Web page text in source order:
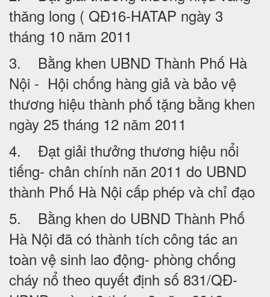
thăng long ( QĐ16-HATAP ngày 3
tháng 10 năm 2011
3. Bằng khen UBND Thành Phố Hà
Nội - Hội chống hàng giả và bảo vệ
thương hiệu thành phố tặng bằng khen
ngày 25 tháng 12 năm 2011
4. Đạt giải thưởng thương hiệu nổi
tiếng- chân chính năn 2011 do UBND
thành Phố Hà Nội cấp phép và chỉ đạo
5. Bằng khen do UBND Thành Phố
Hà Nội đã có thành tích công tác an
toàn vệ sinh lao động- phòng chống
cháy nổ theo quyết định số 831/QĐ-